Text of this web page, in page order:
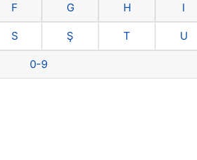
F G H I
S Ş T U
0-9